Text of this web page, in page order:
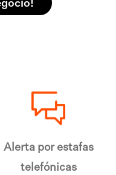
Alerta por estafas
telefónicas